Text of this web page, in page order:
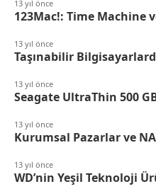
13 yıl önce
123Mac!: Time Machine
13 yıl önce
Taşınabilir
13 yıl önce
Seagate UltraThin 500
13 yıl önce
Kurumsal Pazarlar ve
13 yıl önce
WD’nin Yeşil Teknoloji